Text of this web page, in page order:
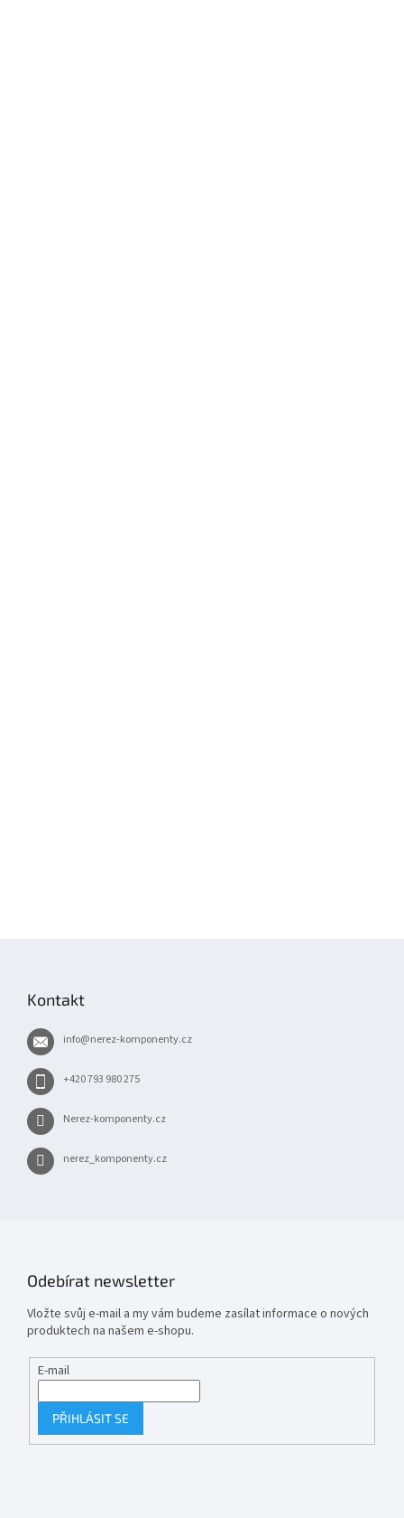
Kontakt
info@nerez-komponenty.cz
+420 793 980 275
Nerez-komponenty.cz
nerez_komponenty.cz
Odebírat newsletter
Vložte svůj e-mail a my vám budeme zasílat informace o nových
produktech na našem e-shopu.
E-mail
PŘIHLÁSIT SE